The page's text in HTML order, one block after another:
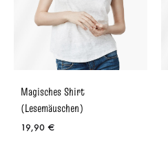
Magisches Shirt
(Lesemäuschen)
19,90 €